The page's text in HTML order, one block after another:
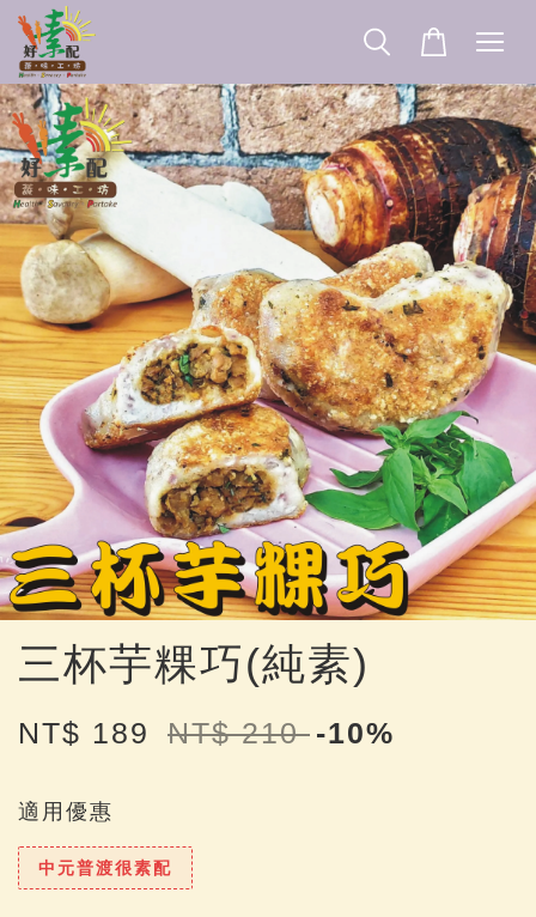
三杯芋粿巧(純素)
NT$ 189 NT$ 210 -10%
適用優惠
中元普渡很素配